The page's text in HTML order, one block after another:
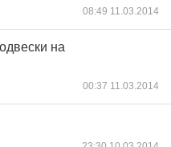
08:49 11.03.2014
на
00:37 11.03.2014